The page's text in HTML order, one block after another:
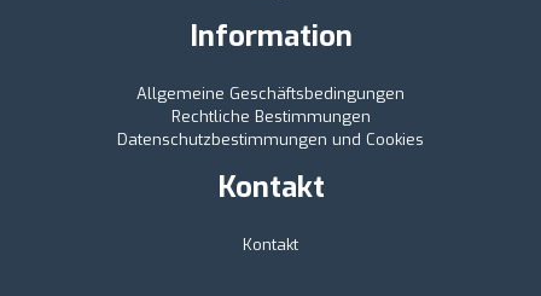
Information
Allgemeine Geschäftsbedingungen
Rechtliche Bestimmungen
Datenschutzbestimmungen und Cookies
Kontakt
Kontakt